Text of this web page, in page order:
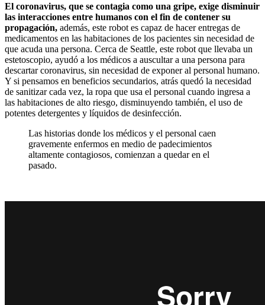
El coronavirus, que se contagia como una gripe, exige disminuir
las interacciones entre humanos con el fin de contener su
propagación, además, este robot es capaz de hacer entregas de
medicamentos en las habitaciones de los pacientes sin necesidad de
que acuda una persona. Cerca de Seattle, este robot que llevaba un
estetoscopio, ayudó a los médicos a auscultar a una persona para
descartar coronavirus, sin necesidad de exponer al personal humano.
Y si pensamos en beneficios secundarios, atrás quedó la necesidad
de sanitizar cada vez, la ropa que usa el personal cuando ingresa a
las habitaciones de alto riesgo, disminuyendo también, el uso de
potentes detergentes y líquidos de desinfección.
Las historias donde los médicos y el personal caen
gravemente enfermos en medio de padecimientos
altamente contagiosos, comienzan a quedar en el
pasado.